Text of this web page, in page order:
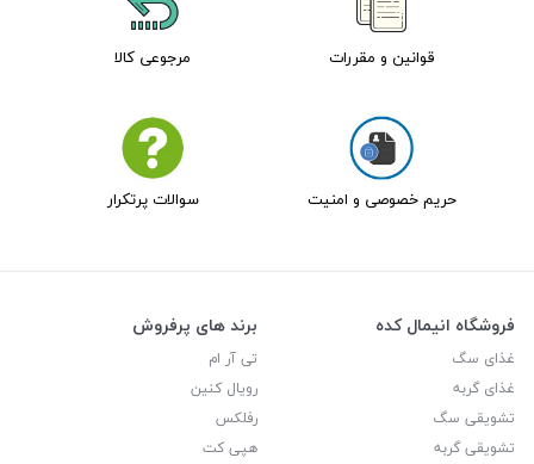
قوانین و مقررات مرجوعی کالا
حریم خصوصی و امنیت سوالات پرتکرار
فروشگاه انیمال کده
غذای سگ
غذای گربه
تشویقی سگ
تشویقی گربه
برند های پرفروش
تی آر ام
رویال کنین
رفلکس
هپی کت